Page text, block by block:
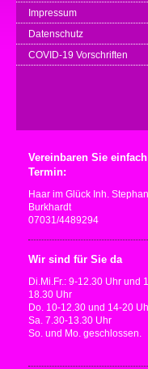
Impressum
Datenschutz
COVID-19 Vorschriften
Vereinbaren Sie
Termin:
Haar im Glück Inh.
Burkhardt
07031/4489294
Wir sind für Sie da
Di.Mi.Fr.: 9-12.30 Uhr und
18.30 Uhr
Do. 10-12.30 und 14-20
Sa. 7.30-13.30 Uhr
So. und Mo. geschlossen.